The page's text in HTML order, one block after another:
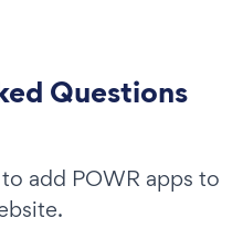
Questions
add POWR apps to